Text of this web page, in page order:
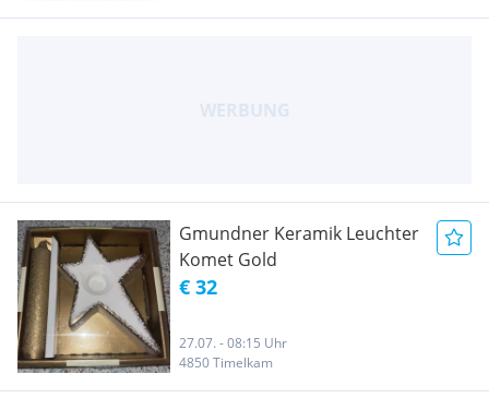
Gmundner Keramik Leuchter
Komet Gold
€ 32
27.07. - 08:15 Uhr
4850 Timelkam